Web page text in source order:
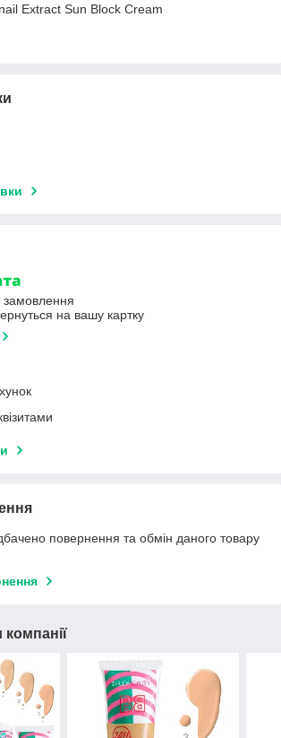
Extract Sun Block Cream
замовлення
на вашу картку
повернення та обмін даного товару
компанії